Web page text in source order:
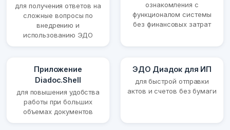
для получения ответов на
сложные вопросы по
внедрению и
использованию ЭДО
ознакомления с
функционалом системы
без финансовых затрат
Приложение
Diadoc.Shell
для повышения удобства
работы при больших
объемах документов
ЭДО Диадок для ИП
для быстрой отправки
актов и счетов без бумаги